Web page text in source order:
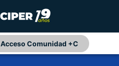
Acceso Comunidad +C